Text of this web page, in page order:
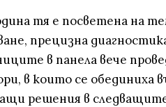
тя е посветена на
прецизна
в панела вече
в които се
решения в